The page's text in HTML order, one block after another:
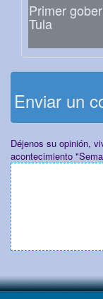
Primer
Tula
Enviar un
Déjenos su opinión,
acontecimiento